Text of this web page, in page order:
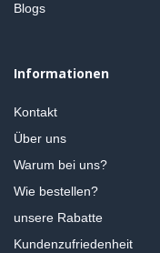
Blogs
Informationen
Kontakt
Über uns
Warum bei uns?
Wie bestellen?
unsere Rabatte
Kundenzufriedenheit